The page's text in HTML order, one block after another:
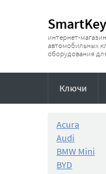
интернет-
автомобильных
оборудования
Ключи
Acura
Audi
BMW Mini
BYD